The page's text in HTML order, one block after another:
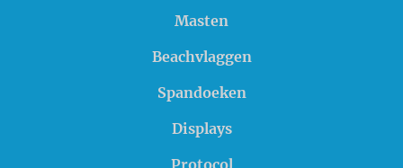
Masten
Beachvlaggen
Spandoeken
Displays
Protocol